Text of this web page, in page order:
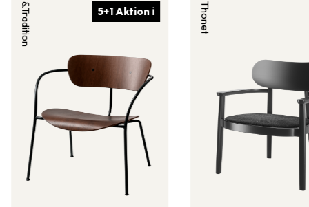
5+1 Aktion ℹ
&Tradition Thonet